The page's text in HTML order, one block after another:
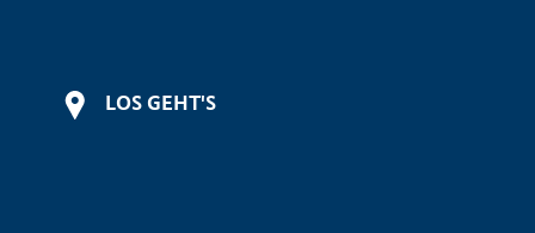
LOS GEHT'S